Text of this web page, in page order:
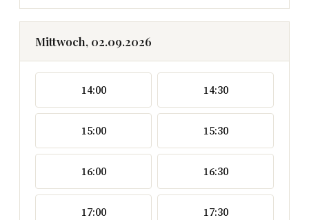
Mittwoch, 02.09.2026
14:00 14:30
15:00 15:30
16:00 16:30
17:00 17:30